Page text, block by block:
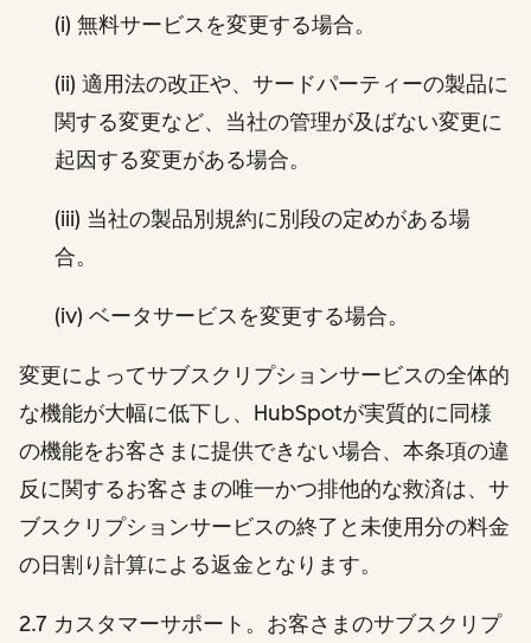
(i) 無料サービスを変更する場合。
(ii) 適用法の改正や、サードパーティーの製品に
関する変更など、当社の管理が及ばない変更に
起因する変更がある場合。
(iii) 当社の製品別規約に別段の定めがある場
合。
(iv) ベータサービスを変更する場合。
変更によってサブスクリプションサービスの全体的
な機能が大幅に低下し、HubSpotが実質的に同様
の機能をお客さまに提供できない場合、本条項の違
反に関するお客さまの唯一かつ排他的な救済は、サ
ブスクリプションサービスの終了と未使用分の料金
の日割り計算による返金となります。
2.7 カスタマーサポート。お客さまのサブスクリプ